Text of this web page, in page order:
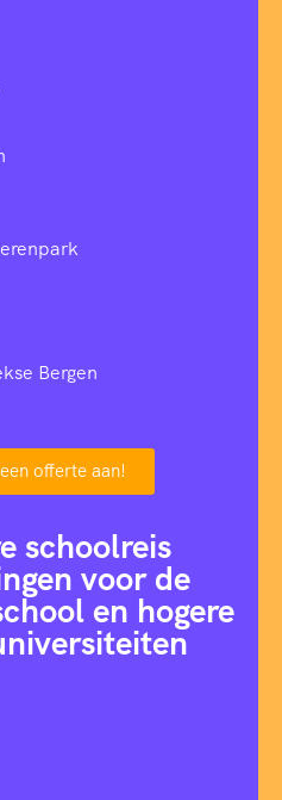
Bergen
offerte aan!
schoolreis
voor de
en hogere